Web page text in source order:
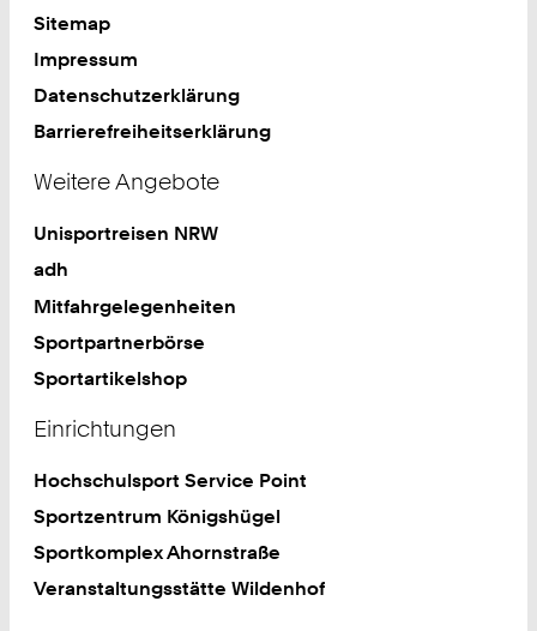
Sitemap
Impressum
Datenschutzerklärung
Barrierefreiheitserklärung
Weitere Angebote
Unisportreisen NRW
adh
Mitfahrgelegenheiten
Sportpartnerbörse
Sportartikelshop
Einrichtungen
Hochschulsport Service Point
Sportzentrum Königshügel
Sportkomplex Ahornstraße
Veranstaltungsstätte Wildenhof